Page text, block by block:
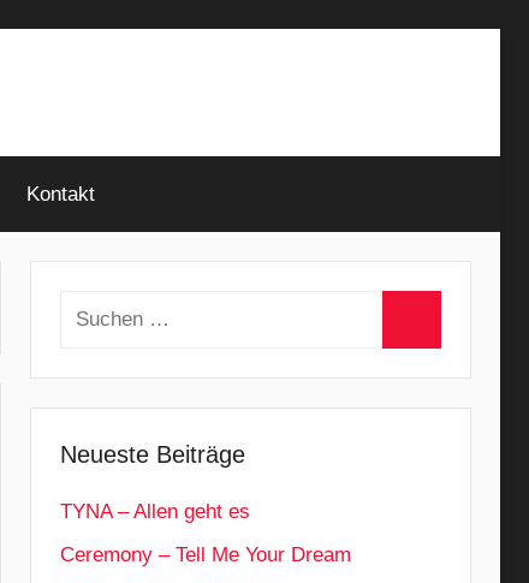
Kontakt
Suchen
Neueste Beiträge
TYNA – Allen geht es
Ceremony – Tell Me Your Dream